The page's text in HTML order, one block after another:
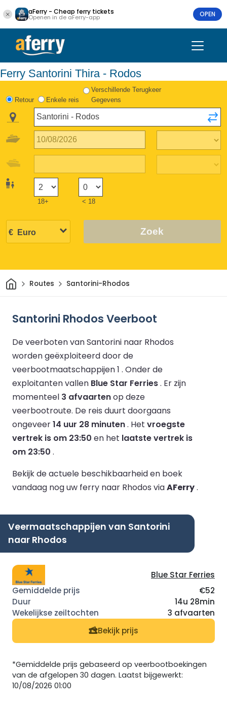
aFerry - Cheap ferry tickets
Openen in de aFerry-app OPEN
Ferry Santorini Thira - Rodos
Retour Enkele reis
Verschillende Terugkeer
Gegevens
18+ < 18
Zoek
ThuisRoutes Santorini-Rhodos
Santorini Rhodos Veerboot
De veerboten van Santorini naar Rhodos
worden geëxploiteerd door de
veerbootmaatschappijen 1 . Onder de
exploitanten vallen Blue Star Ferries. Er zijn
momenteel 3 afvaartenop deze
veerbootroute. De reis duurt doorgaans
ongeveer14 uur 28 minuten. Het vroegste
vertrek is om 23:50 en het laatste vertrek is
om 23:50 .
Bekijk de actuele beschikbaarheid en boek
vandaag nog uw ferry naar Rhodos viaAFerry.
Veermaatschappijen van Santorini
naar Rhodos
Blue Star Ferries
€52
14u 28min
3 afvaarten
Bekijk prijs
*Gemiddelde prijs gebaseerd op veerbootboekingen
van de afgelopen 30 dagen. Laatst bijgewerkt:
10/08/2026 01:00